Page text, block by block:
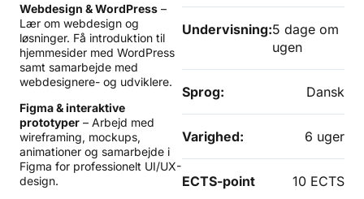
Webdesign & WordPress –
Lær om webdesign og
løsninger. Få introduktion til
hjemmesider med WordPress
samt samarbejde med
webdesignere- og udviklere.
Figma & interaktive
prototyper – Arbejd med
wireframing, mockups,
animationer og samarbejde i
Figma for professionelt UI/UX-
design.
Undervisning:5 dage om
ugen
Sprog: Dansk
Varighed: 6 uger
ECTS-point 10 ECTS